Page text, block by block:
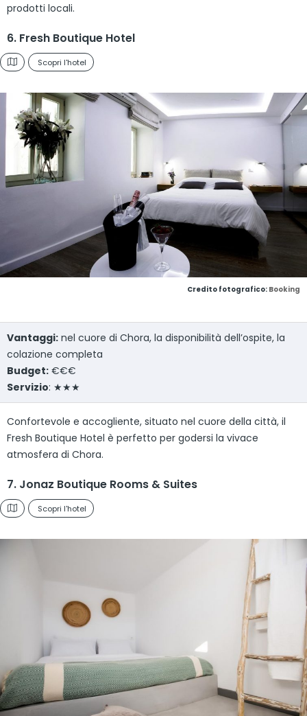
prodotti locali.
6. Fresh Boutique Hotel
Scopri l'hotel
Credito fotografico: Booking
Vantaggi: nel cuore di Chora, la disponibilità dell’ospite, la
colazione completa
Budget: €€€
Servizio: ★★★
Confortevole e accogliente, situato nel cuore della città, il
Fresh Boutique Hotel è perfetto per godersi la vivace
atmosfera di Chora.
7. Jonaz Boutique Rooms & Suites
Scopri l'hotel